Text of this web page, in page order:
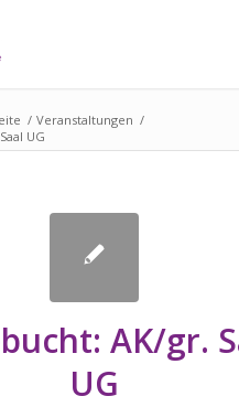
/ Veranstaltungen /
UG
AK/gr.
UG